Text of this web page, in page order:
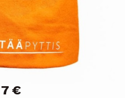
7 €